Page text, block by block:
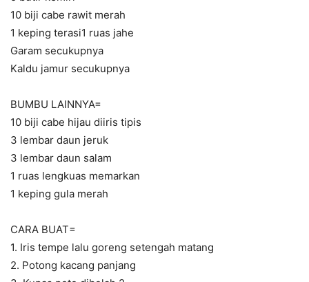
10 biji cabe rawit merah
1 keping terasi1 ruas jahe
Garam secukupnya
Kaldu jamur secukupnya
BUMBU LAINNYA=
10 biji cabe hijau diiris tipis
3 lembar daun jeruk
3 lembar daun salam
1 ruas lengkuas memarkan
1 keping gula merah
CARA BUAT=
1. Iris tempe lalu goreng setengah matang
2. Potong kacang panjang